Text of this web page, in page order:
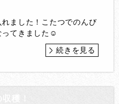
ました！こたつでのんび
ってきました☺️
続きを見る
収穫！